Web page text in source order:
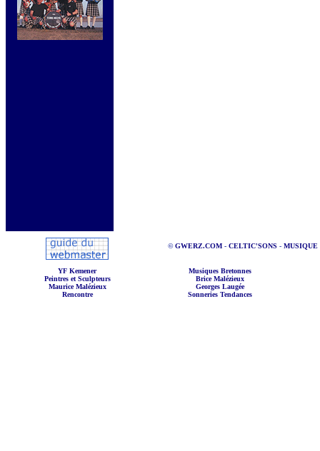
©GWERZ.COM- CELTIC'SONS - MUSIQUE
YF Kemener
Musiques Bretonnes
Peintres et Sculpteurs
Brice Malézieux
Maurice Malézieux
Georges Laugée
Rencontre
Sonneries Tendances
Irish Music Scotland Music Welch Music